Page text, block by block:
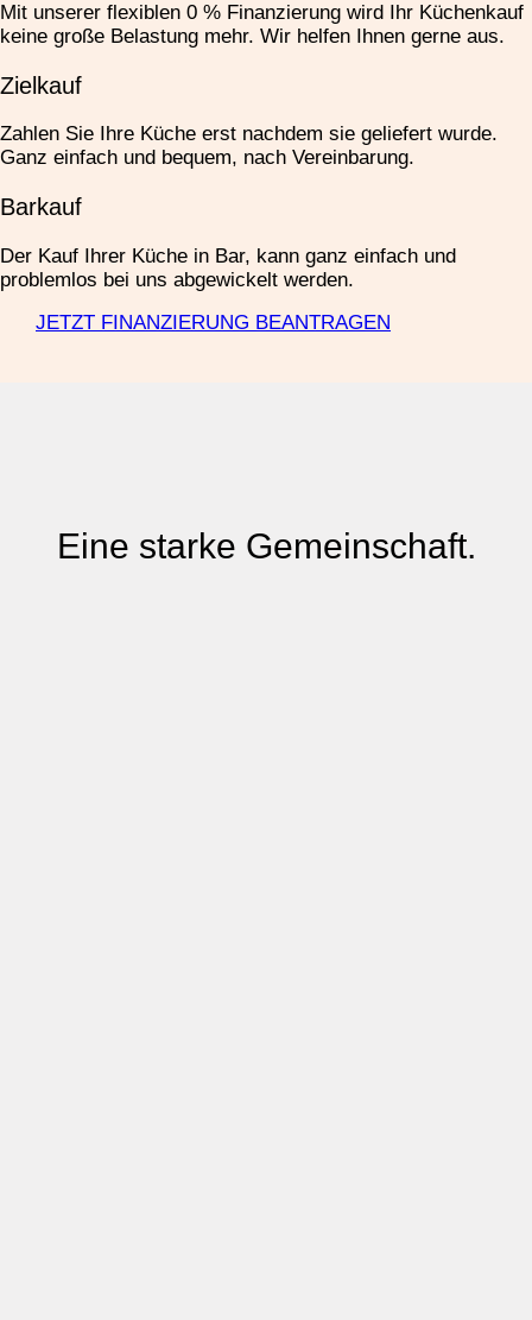
Mit unserer flexiblen 0 % Finanzierung wird Ihr Küchenkauf
keine große Belastung mehr. Wir helfen Ihnen gerne aus.
Zielkauf
Zahlen Sie Ihre Küche erst nachdem sie geliefert wurde.
Ganz einfach und bequem, nach Vereinbarung.
Barkauf
Der Kauf Ihrer Küche in Bar, kann ganz einfach und
problemlos bei uns abgewickelt werden.
JETZT FINANZIERUNG BEANTRAGEN
Eine starke Gemeinschaft.